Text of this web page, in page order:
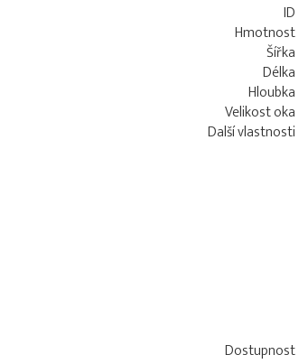
ID
Hmotnost
Šířka
Délka
Hloubka
Velikost oka
Další vlastnosti
Dostupnost